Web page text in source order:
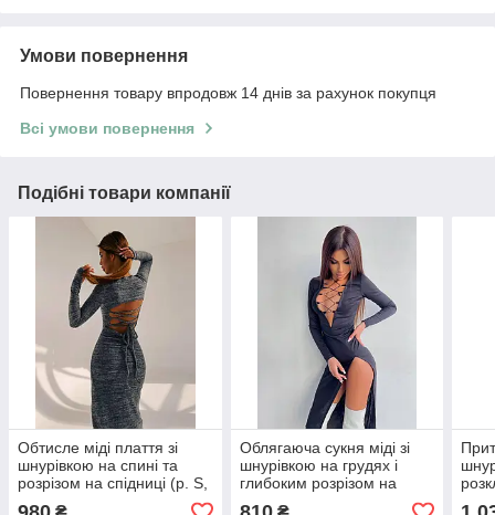
Умови повернення
Повернення товару впродовж 14 днів за рахунок покупця
Всі умови повернення
Подібні товари компанії
Обтисле міді плаття зі
шнурівкою на спині та
розрізом на спідниці (р. S,
M) 66035915Е
Облягаюча сукня міді зі
шнурівкою на грудях і
глибоким розрізом на
спідниці (р. S, M)
з